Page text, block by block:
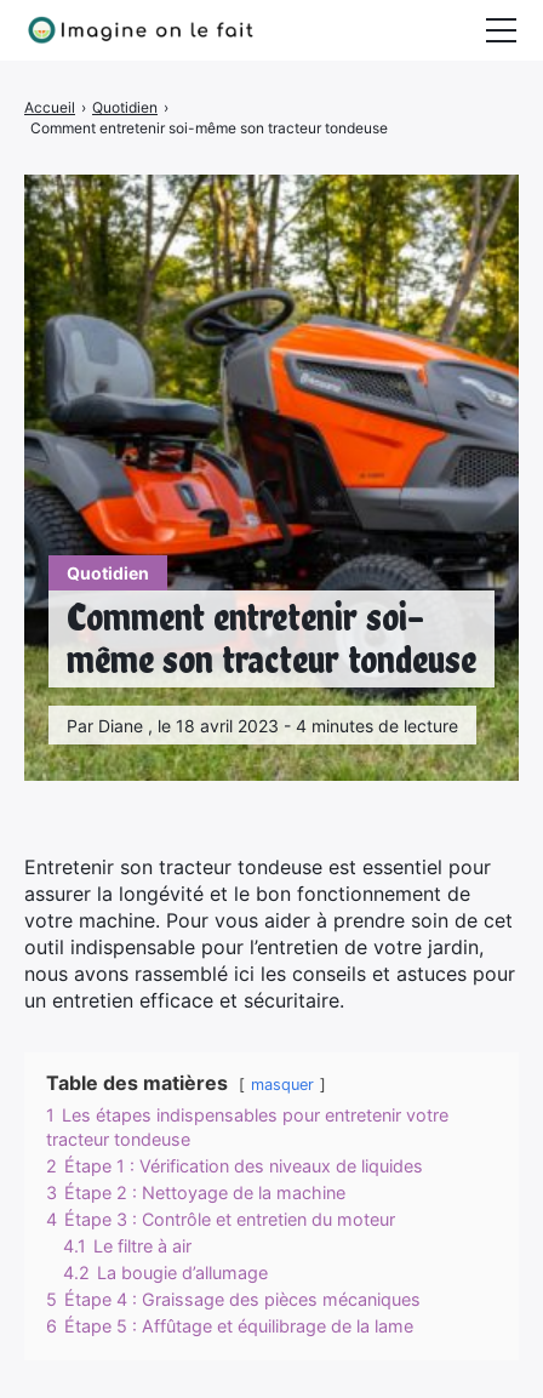
Quotidien
Comment entretenir soi-
même son tracteur tondeuse
Par Diane , le 18 avril 2023 - 4 minutes de lecture
Accueil › Quotidien ›
Comment entretenir soi-même son tracteur tondeuse
Entretenir son tracteur tondeuse est essentiel pour
assurer la longévité et le bon fonctionnement de
votre machine. Pour vous aider à prendre soin de cet
outil indispensable pour l’entretien de votre jardin,
nous avons rassemblé ici les conseils et astuces pour
un entretien efficace et sécuritaire.
Table des matières masquer
1 Les étapes indispensables pour entretenir votre
tracteur tondeuse
2 Étape 1 : Vérification des niveaux de liquides
3 Étape 2 : Nettoyage de la machine
4 Étape 3 : Contrôle et entretien du moteur
4.1 Le filtre à air
4.2 La bougie d’allumage
5 Étape 4 : Graissage des pièces mécaniques
6 Étape 5 : Affûtage et équilibrage de la lame
Bricolage
Déco
Quotidien